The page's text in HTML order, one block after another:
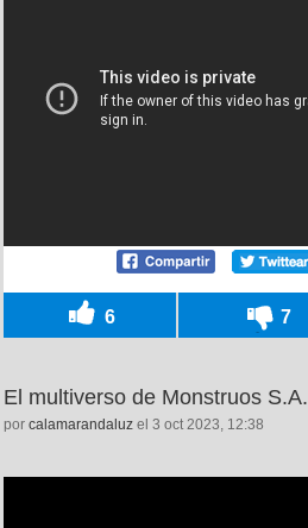
6 7
El multiverso de Monstruos S.A.
por calamarandaluz el 3 oct 2023, 12:38